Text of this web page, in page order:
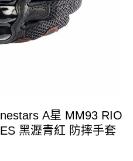
A星 MM93 RIO
黑瀝青紅 防摔手套